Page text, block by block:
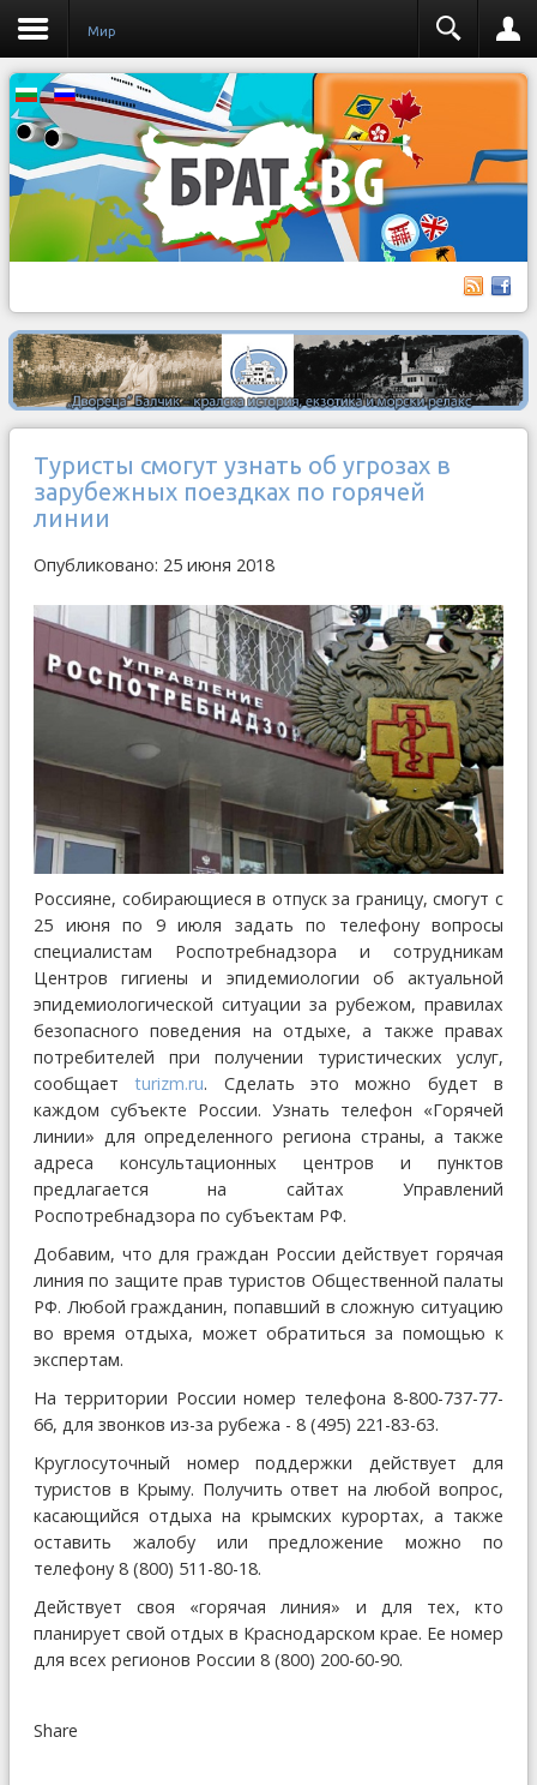
Мир
Туристы смогут узнать об угрозах в
зарубежных поездках по горячей
линии
Опубликовано: 25 июня 2018
Россияне, собирающиеся в отпуск за границу, смогут с
25 июня по 9 июля задать по телефону вопросы
специалистам Роспотребнадзора и сотрудникам
Центров гигиены и эпидемиологии об актуальной
эпидемиологической ситуации за рубежом, правилах
безопасного поведения на отдыхе, а также правах
потребителей при получении туристических услуг,
сообщаетturizm.ru. Сделать это можно будет в
каждом субъекте России. Узнать телефон «Горячей
линии» для определенного региона страны, а также
адреса консультационных центров и пунктов
предлагается на сайтах Управлений
Роспотребнадзора по субъектам РФ.
Добавим, что для граждан России действует горячая
линия по защите прав туристов Общественной палаты
РФ. Любой гражданин, попавший в сложную ситуацию
во время отдыха, может обратиться за помощью к
экспертам.
На территории России номер телефона 8-800-737-77-
66, для звонков из-за рубежа - 8 (495) 221-83-63.
Круглосуточный номер поддержки действует для
туристов в Крыму. Получить ответ на любой вопрос,
касающийся отдыха на крымских курортах, а также
оставить жалобу или предложение можно по
телефону 8 (800) 511-80-18.
Действует своя «горячая линия» и для тех, кто
планирует свой отдых в Краснодарском крае. Ее номер
для всех регионов России 8 (800) 200-60-90.
Share